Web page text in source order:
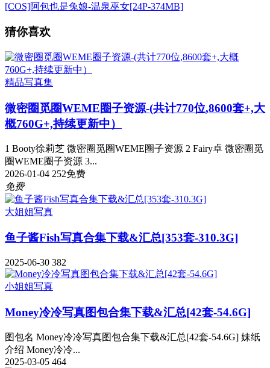
[COS]阿包也是兔娘-温泉巫女[24P-374MB]
猜你喜欢
精品写真集
微密圈觅圈WEME圈子资源-(共计770位,8600套+,大
概760G+,持续更新中）
1 Booty徐莉芝 微密圈觅圈WEME圈子资源 2 Fairy卓 微密圈觅
圈WEME圈子资源 3...
2026-01-04 252免费
免费
大姐姐写真
鱼子酱Fish写真合集下载&汇总[353套-310.3G]
2025-06-30 382
小姐姐写真
Money冷冷写真图包合集下载&汇总[42套-54.6G]
图包名 Money冷冷写真图包合集下载&汇总[42套-54.6G] 妹纸
介绍 Money冷冷...
2025-03-05 464